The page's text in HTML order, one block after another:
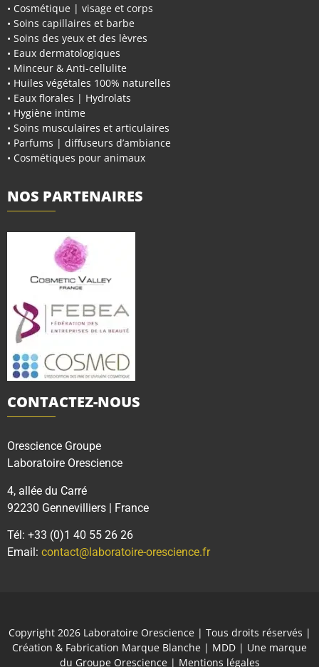
• Cosmétique | visage et corps
• Soins capillaires et barbe
• Soins des yeux et des lèvres
• Eaux dermatologiques
• Minceur & Anti-cellulite
• Huiles végétales 100% naturelles
• Eaux florales | Hydrolats
• Hygiène intime
• Soins musculaires et articulaires
• Parfums | diffuseurs d’ambiance
• Cosmétiques pour animaux
NOS PARTENAIRES
CONTACTEZ-NOUS
Orescience Groupe
Laboratoire Orescience
4, allée du Carré
92230 Gennevilliers | France
Tél: +33 (0)1 40 55 26 26
Email: contact@laboratoire-orescience.fr
Copyright 2026 Laboratoire Orescience | Tous droits réservés |
Création & Fabrication Marque Blanche | MDD | Une marque
du Groupe Orescience| Mentions légales